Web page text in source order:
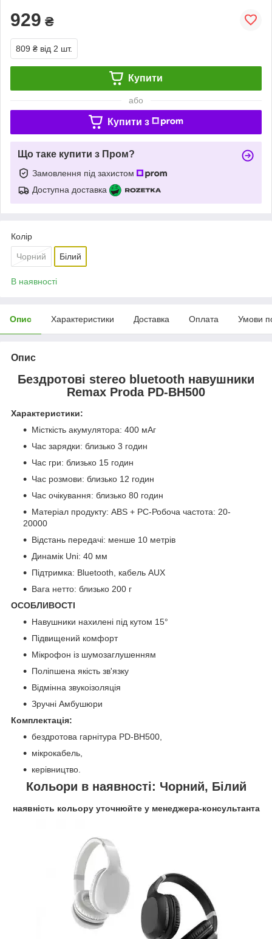
929 ₴
809 ₴ від 2 шт.
Купити
або
Купити з
Що таке купити з Пром?
Замовлення під захистом
Доступна доставка
Колір
Чорний Білий
В наявності
Опис Характеристики Доставка Оплата Умови
Опис
Бездротові stereo bluetooth навушники
Remax Proda PD-BH500
Характеристики:
Місткість акумулятора: 400 мАг
Час зарядки: близько 3 годин
Час гри: близько 15 годин
Час розмови: близько 12 годин
Час очікування: близько 80 годин
Матеріал продукту: ABS + PC-Робоча частота: 20-
20000
Відстань передачі: менше 10 метрів
Динамік Uni: 40 мм
Підтримка: Bluetooth, кабель AUX
Вага нетто: близько 200 г
ОСОБЛИВОСТІ
Навушники нахилені під кутом 15°
Підвищений комфорт
Мікрофон із шумозаглушенням
Поліпшена якість зв'язку
Відмінна звукоізоляція
Зручні Амбушюри
Комплектація:
бездротова гарнітура PD-BH500,
мікрокабель,
керівництво.
Кольори в наявності: Чорний, Білий
наявність кольору уточнюйте у менеджера-консультанта